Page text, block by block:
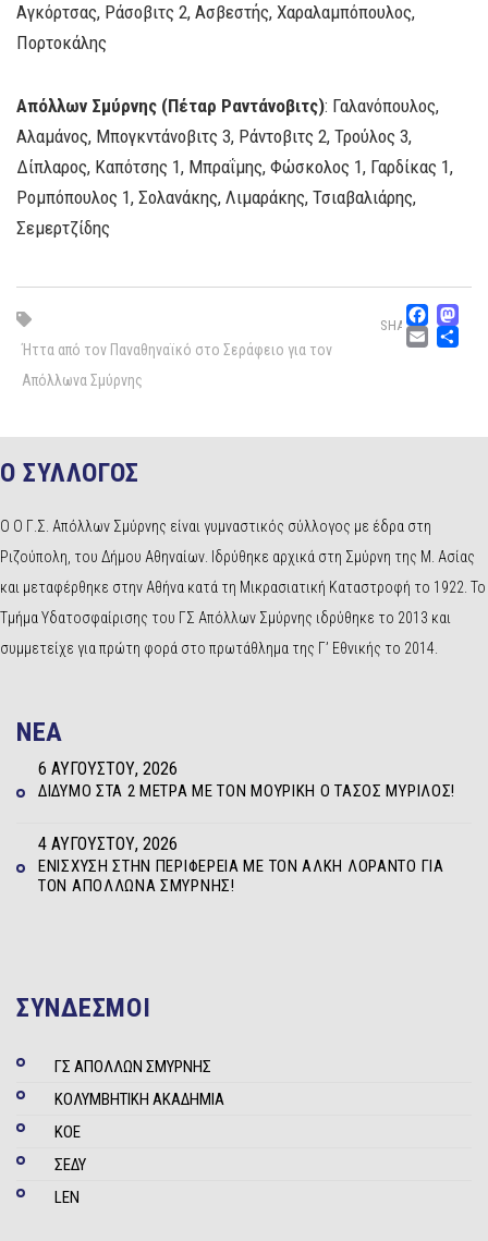
Αγκόρτσας, Ράσοβιτς 2, Ασβεστής, Χαραλαμπόπουλος,
Πορτοκάλης
Απόλλων Σμύρνης (Πέταρ Ραντάνοβιτς): Γαλανόπουλος,
Αλαμάνος, Μπογκντάνοβιτς 3, Ράντοβιτς 2, Τρούλος 3,
Δίπλαρος, Καπότσης 1, Μπραΐμης, Φώσκολος 1, Γαρδίκας 1,
Ρομπόπουλος 1, Σολανάκης, Λιμαράκης, Τσιαβαλιάρης,
Σεμερτζίδης
Ήττα από τον Παναθηναϊκό στο Σεράφειο για τον
Απόλλωνα Σμύρνης
SHARE
Ο ΣΥΛΛΟΓΟΣ
Ο Ο Γ.Σ. Απόλλων Σμύρνης είναι γυμναστικός σύλλογος με έδρα στη
Ριζούπολη, του Δήμου Αθηναίων. Ιδρύθηκε αρχικά στη Σμύρνη της Μ. Ασίας
και μεταφέρθηκε στην Αθήνα κατά τη Μικρασιατική Καταστροφή το 1922. Το
Τμήμα Υδατοσφαίρισης του ΓΣ Απόλλων Σμύρνης ιδρύθηκε το 2013 και
συμμετείχε για πρώτη φορά στο πρωτάθλημα της Γ’ Εθνικής το 2014.
NEA
ΔΊΔΥΜΟ ΣΤΑ 2 ΜΈΤΡΑ ΜΕ ΤΟΝ ΜΟΥΡΊΚΗ Ο ΤΆΣΟΣ ΜΥΡΊΛΟΣ!
6 ΑΥΓΟΎΣΤΟΥ, 2026
ΕΝΊΣΧΥΣΗ ΣΤΗΝ ΠΕΡΙΦΈΡΕΙΑ ΜΕ ΤΟΝ ΆΛΚΗ ΛΟΡΆΝΤΟ ΓΙΑ
ΤΟΝ ΑΠΌΛΛΩΝΑ ΣΜΎΡΝΗΣ!
4 ΑΥΓΟΎΣΤΟΥ, 2026
ΣΥΝΔΕΣΜΟΙ
ΓΣ ΑΠΟΛΛΩΝ ΣΜΥΡΝΗΣ
ΚΟΛΥΜΒΗΤΙΚΗ ΑΚΑΔΗΜΙΑ
ΚΟΕ
ΣΕΔΥ
LEN